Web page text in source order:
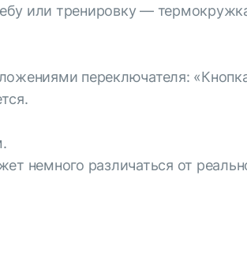
или тренировку —
переключателя:
немного различаться от